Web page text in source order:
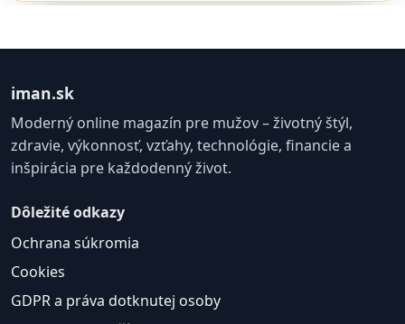
iman.sk
Moderný online magazín pre mužov – životný štýl,
zdravie, výkonnosť, vzťahy, technológie, financie a
inšpirácia pre každodenný život.
Dôležité odkazy
Ochrana súkromia
Cookies
GDPR a práva dotknutej osoby